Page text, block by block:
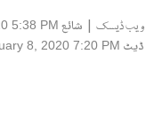
ویب ڈیسک | شائع 5:38 PM
ڈیٹ 8, 2020 7:20 PM